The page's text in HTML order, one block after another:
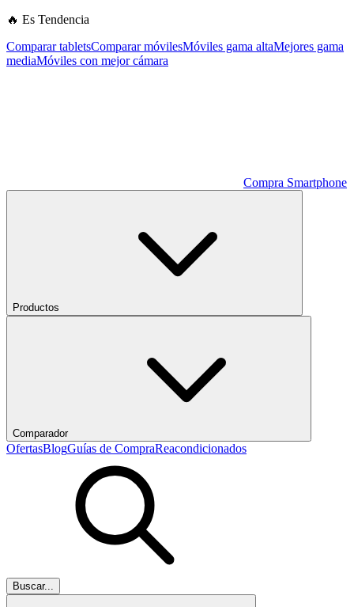
🔥 Es Tendencia
Comparar tabletsComparar móvilesMóviles gama altaMejores gama
mediaMóviles con mejor cámara
Compra Smartphone
Productos
Comparador
OfertasBlogGuías de CompraReacondicionados
Buscar...